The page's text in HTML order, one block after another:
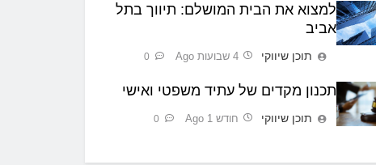
למצוא את הבית המושלם: תיווך בתל
אביב
תוכן שיווקי 4 שבועות Ago 0
תכנון מקדים של עתיד משפטי ואישי
תוכן שיווקי חודש 1 Ago 0